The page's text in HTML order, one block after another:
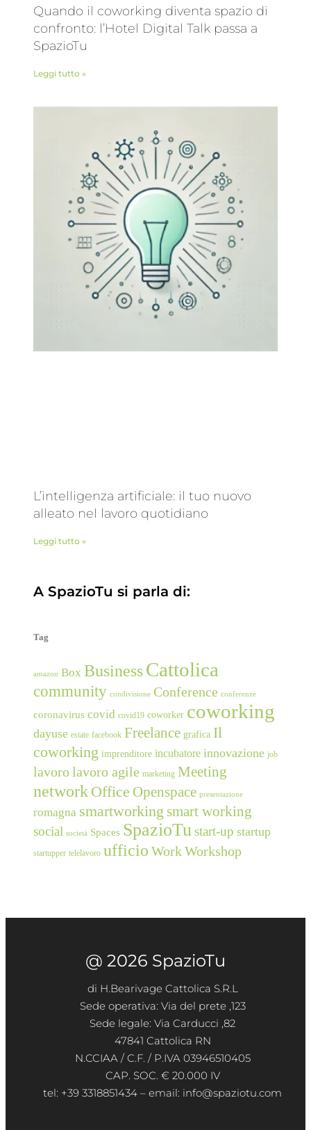
Quando il coworking diventa spazio di
confronto: l’Hotel Digital Talk passa a
SpazioTu
Leggi tutto »
L’intelligenza artificiale: il tuo nuovo
alleato nel lavoro quotidiano
Leggi tutto »
A SpazioTu si parla di:
Tag
amazon Box BusinessCattolica
community condivisione Conference conferenze
coronavirus covid covid19 coworker coworking
dayuse estate facebook Freelance grafica Il
coworking imprenditore incubatore innovazione job
lavorolavoro agile marketing Meeting
network Office Openspace presentazione
romagna smartworking smart working
social società Spaces SpazioTu start-up startup
startupper telelavoro ufficio WorkWorkshop
@ 2026 SpazioTu
di H.Bearivage Cattolica S.R.L
Sede operativa: Via del prete ,123
Sede legale: Via Carducci ,82
47841 Cattolica RN
N.CCIAA / C.F. / P.IVA 03946510405
CAP. SOC. € 20.000 IV
tel: +39 3318851434 – email: info@spaziotu.com